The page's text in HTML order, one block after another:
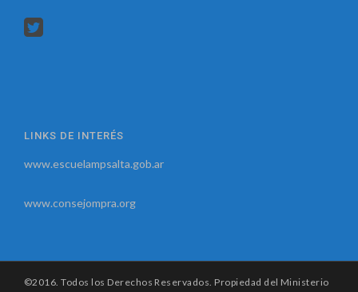
LINKS DE INTERÉS
www.escuelampsalta.gob.ar
www.consejompra.org
©2016. Todos los Derechos Reservados. Propiedad del Ministerio